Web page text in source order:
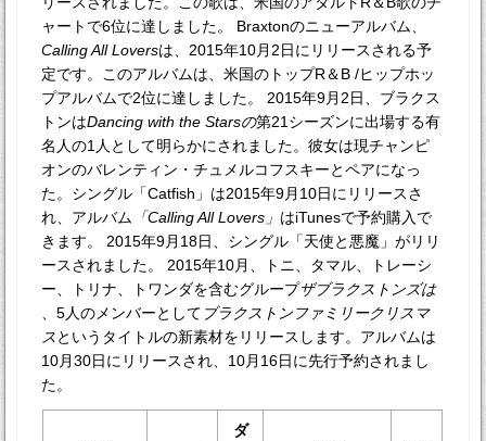
ャートで6位に達しました。 Braxtonのニューアルバム、
Calling All Loversは、2015年10月2日にリリースされる予
定です。このアルバムは、米国のトップR＆B /ヒップホッ
プアルバムで2位に達しました。 2015年9月2日、ブラクス
トンはDancing with the Starsの第21シーズンに出場する有
名人の1人として明らかにされました。彼女は現チャンピ
オンのバレンティン・チュメルコフスキーとペアになっ
た。シングル「Catfish」は2015年9月10日にリリースさ
れ、アルバム 「Calling All Lovers」 はiTunesで予約購入で
きます。 2015年9月18日、シングル「天使と悪魔」がリリ
ースされました。 2015年10月、トニ、タマル、トレーシ
ー、トリナ、トワンダを含むグループザブラクストンズは
、5人のメンバーとして ブラクストンファミリークリスマ
スというタイトルの新素材をリリースします。アルバムは
10月30日にリリースされ、10月16日に先行予約されまし
た。
ダ